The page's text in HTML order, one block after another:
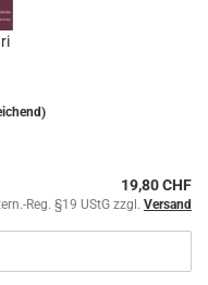
19,80 CHF
Reg. §19 UStG zzgl. Versand